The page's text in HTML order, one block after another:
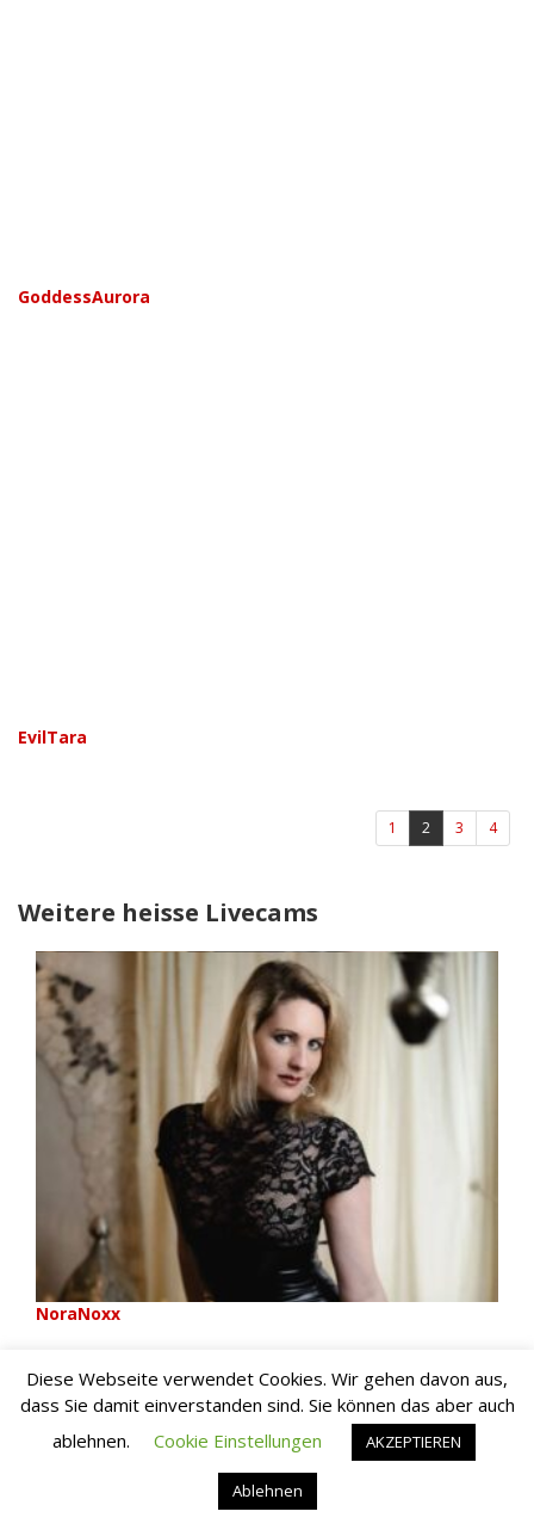
GoddessAurora
EvilTara
1 2 (aktuell)
3 4
Weitere heisse Livecams
NoraNoxx
Diese Webseite verwendet Cookies. Wir gehen davon aus,
dass Sie damit einverstanden sind. Sie können das aber auch
ablehnen.
Cookie Einstellungen AKZEPTIEREN
Ablehnen